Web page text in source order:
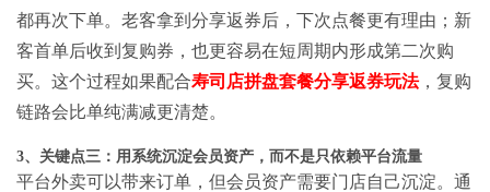
都再次下单。老客拿到分享返券后，下次点餐更有理由；新
客首单后收到复购券，也更容易在短周期内形成第二次购
买。这个过程如果配合寿司店拼盘套餐分享返券玩法，复购
链路会比单纯满减更清楚。
3、关键点三：用系统沉淀会员资产，而不是只依赖平台流量
平台外卖可以带来订单，但会员资产需要门店自己沉淀。通